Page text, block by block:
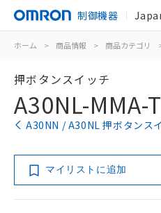
制御機器
ホーム > 商品情報 > 商品カテゴリ
押ボタンスイッチ
A30NL-MMA-
A30NN / A30NL 押ボタンス
マイリストに追加